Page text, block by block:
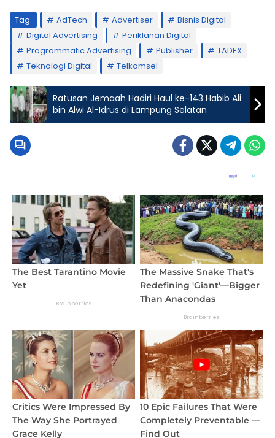
Tag: AdTech Advertiser
Bisnis Digital
Digital Advertising
Periklanan Digital
Programmatic Advertising
Publisher
TADEX
Teknologi Digital
Telkomsel
Ratusan Jemaah Hadiri Haul ke-143 Habib Ali
bin Alwi Al-Idrus di Lampung Selatan